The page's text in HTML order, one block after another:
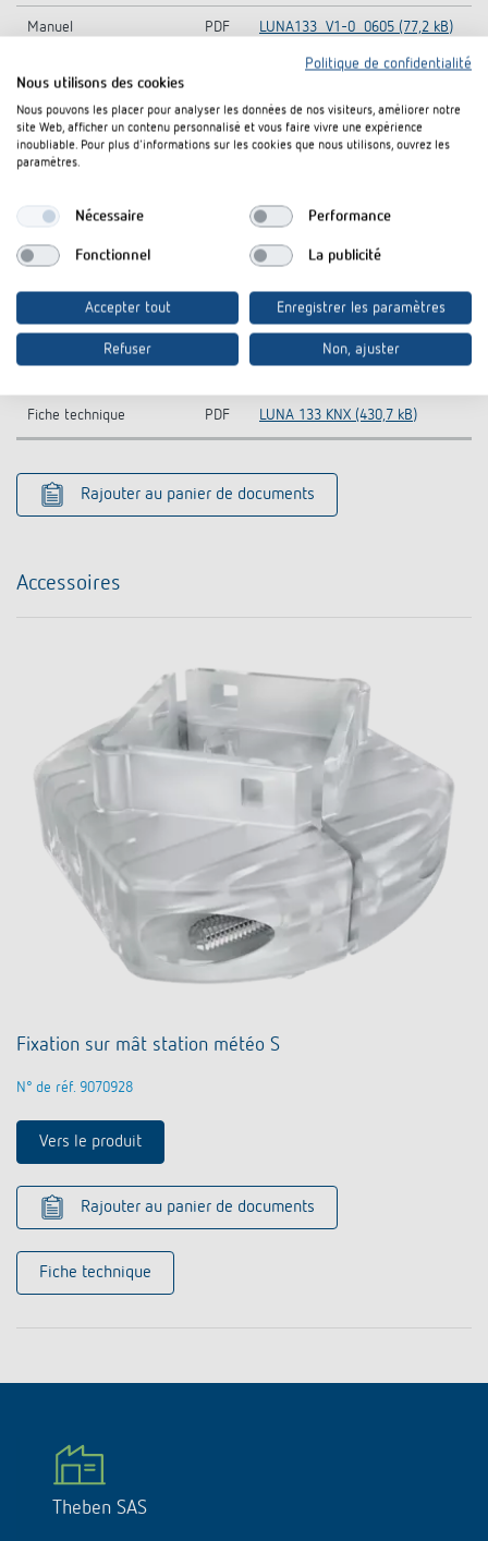
Manuel PDF LUNA133_V1-0_0605 (77,2 kB)
Notice d'utilisation
LUNA-133-KNX_1319200 (198,1
Base de données KNX ZIP LU133V12_vd2_0608 (173,3 kB)
Base de données KNX
(tous les produits)
KNXprod-KNX-Database (all
products) (22,1 MB)
PDF
Notice EU Data Act (58,7 kB)
CE declaration of
LUNA 133 KNX-CE declaration
Fiche technique PDF LUNA 133 KNX (430,7 kB)
Rajouter au panier de documents
Accessoires
Fixation sur mât station météo S
N° de réf. 9070928
Vers le produit
Rajouter au panier de documents
Fiche technique
Theben SAS
Politique de confidentialité
Nous utilisons des cookies
Nous pouvons les placer pour analyser les données de nos visiteurs, améliorer notre
site Web, afficher un contenu personnalisé et vous faire vivre une expérience
inoubliable. Pour plus d'informations sur les cookies que nous utilisons, ouvrez les
paramètres.
Nécessaire Performance
Fonctionnel La publicité
Accepter tout Enregistrer les paramètres
Refuser Non, ajuster